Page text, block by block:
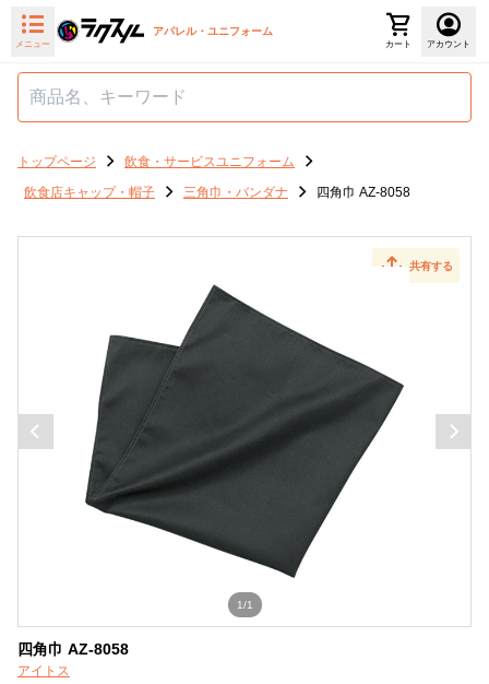
メニュー
アパレル・ユニフォーム
カート アカウント
トップページ
飲食・サービスユニフォーム
飲食店キャップ・帽子
三角巾・バンダナ 四角巾 AZ-8058
共有する
1/1
四角巾 AZ-8058
アイトス